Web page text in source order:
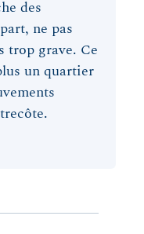
des
ne pas
trop grave. Ce
un quartier